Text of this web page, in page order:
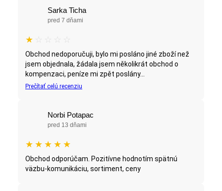
Sarka Ticha
pred 7 dňami
★ ☆ ☆ ☆ ☆
Obchod nedoporučuji, bylo mi posláno jiné zboží než
jsem objednala, žádala jsem několikrát obchod o
kompenzaci, peníze mi zpět poslány...
Prečítať celú recenziu
Norbi Potapac
pred 13 dňami
★ ★ ★ ★ ★
Obchod odporúčam. Pozitívne hodnotím spätnú
väzbu-komunikáciu, sortiment, ceny